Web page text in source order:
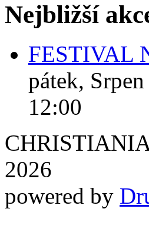
Nejbližší
FESTIVAL
pátek,
12:00
2026
powered by